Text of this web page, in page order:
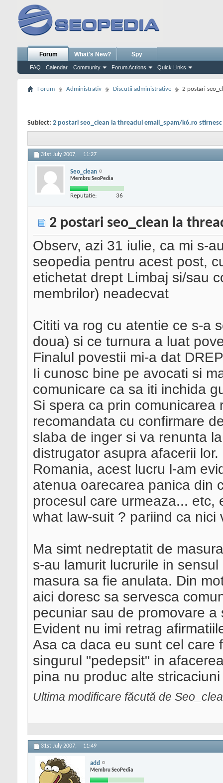
Forum
FAQ Calendar Community Forum Actions Quick Links
What's New? Spy
Forum Administrativ Discutii administrative 2 postari
Subiect: 2 postari seo_clean la threadul email_spam/k6.ro
31st July 2007, 11:27
Seo_clean
Membru SeoPedia
Reputatie: 36
2 postari seo_clean la
Observ, azi 31 iulie, ca mi s-
seopedia pentru acest post,
etichetat drept Limbaj si/sau
membrilor) neadecvat
Cititi va rog cu atentie ce s-a
doua) si ce turnura a luat
Finalul povestii mi-a dat
Ii cunosc bine pe avocati si
comunicare ca sa iti inchida
Si spera ca prin comunicarea
recomandata cu confirmare
slaba de inger si va renunta
distrugator asupra afacerii
Romania, acest lucru l-am
atenua oarecarea panica din
procesul care urmeaza... etc,
what law-suit ? pariind ca nici
Ma simt nedreptatit de
s-au lamurit lucrurile in
masura sa fie anulata. Din
aici doresc sa servesca
pecuniar sau de promovare
Evident nu imi retrag
Asa ca daca eu sunt cel care
singurul "pedepsit" in
pina nu produc alte
Ultima modificare făcută de
31st July 2007, 11:49
add
Membru SeoPedia